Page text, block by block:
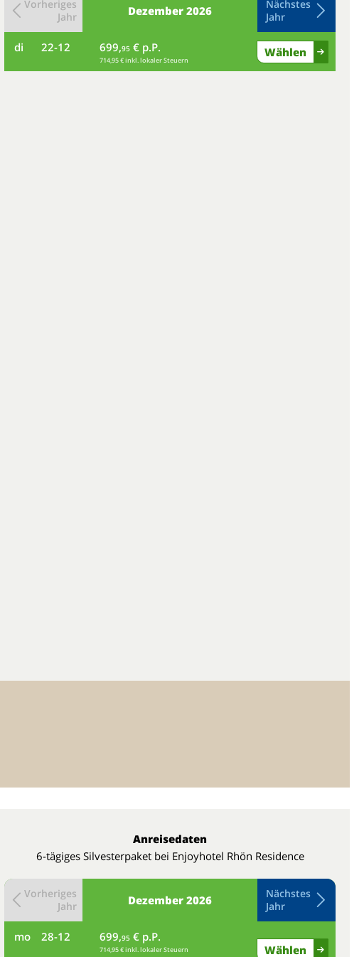
Dezember 2026
Vorheriges
Jahr
Nächstes
Jahr
di 22-12 699,95 € p.P.
714,95 € inkl. lokaler Steuern
Wählen
Anreisedaten
6-tägiges Silvesterpaket bei Enjoyhotel Rhön Residence
Dezember 2026
Vorheriges
Jahr
Nächstes
Jahr
mo 28-12 699,95 € p.P.
714,95 € inkl. lokaler Steuern Wählen